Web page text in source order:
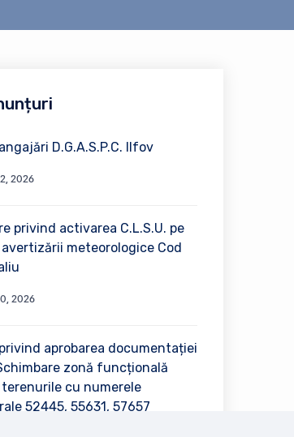
D.G.A.S.P.C. Ilfov
2026
privind activarea C.L.S.U. pe
meteorologice Cod
2026
aprobarea documentației
zonă funcțională
cu numerele
52445, 55631, 57657